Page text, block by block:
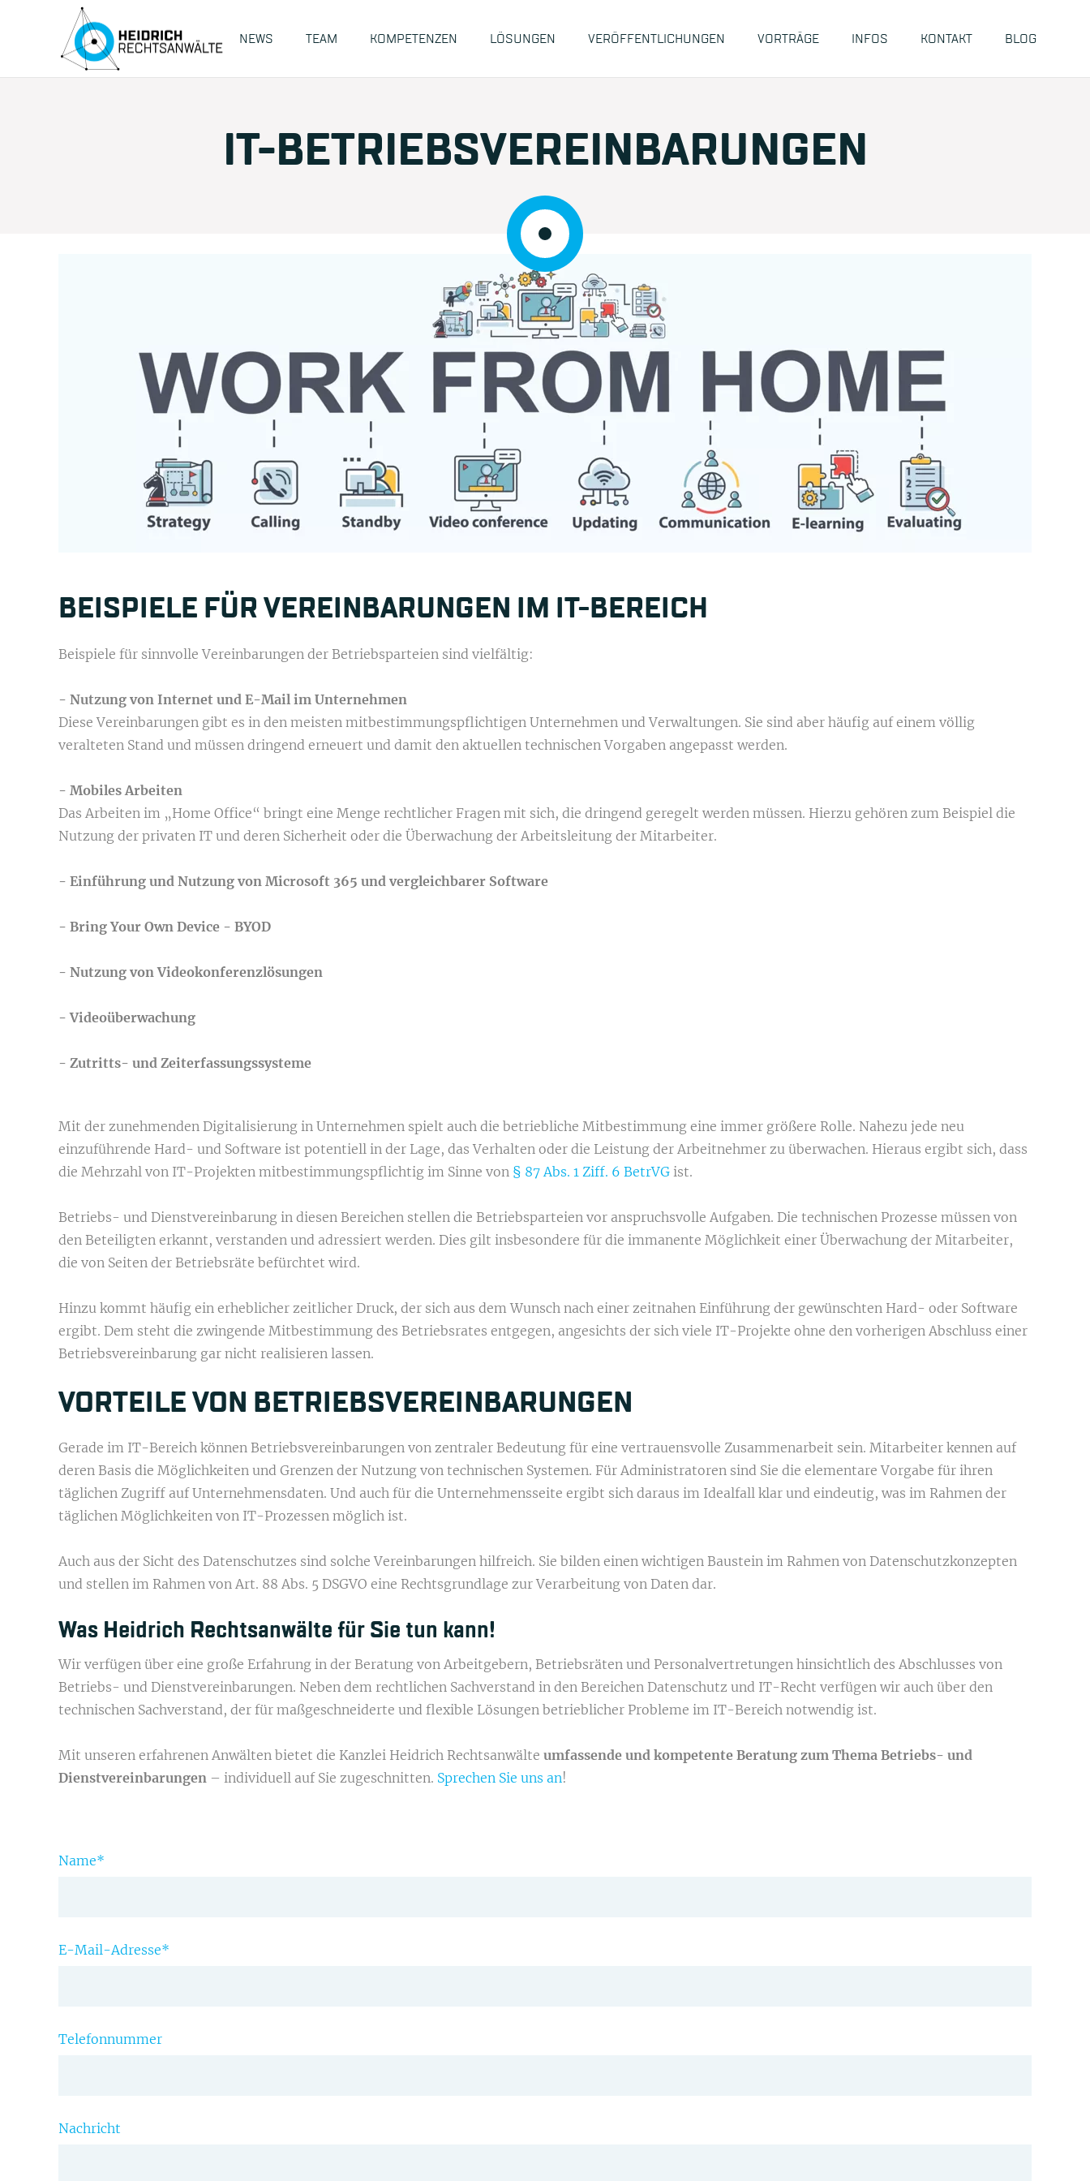
NEWS TEAM KOMPETENZEN LÖSUNGEN VERÖFFENTLICHUNGEN VORTRÄGE INFOS KONTAKT BLOG
IT-BETRIEBSVEREINBARUNGEN
BEISPIELE FÜR VEREIN­BARUNGEN IM IT-BEREICH
Beispiele für sinnvolle Vereinbarungen der Betriebsparteien sind vielfältig:
- Nutzung von Internet und E-Mail im Unternehmen
Diese Vereinbarungen gibt es in den meisten mitbestimmungspflichtigen Unternehmen und Verwaltungen. Sie sind aber häufig auf einem völlig
veralteten Stand und müssen dringend erneuert und damit den aktuellen technischen Vorgaben angepasst werden.
- Mobiles Arbeiten
Das Arbeiten im „Home Office“ bringt eine Menge rechtlicher Fragen mit sich, die dringend geregelt werden müssen. Hierzu gehören zum Beispiel die
Nutzung der privaten IT und deren Sicherheit oder die Überwachung der Arbeitsleitung der Mitarbeiter.
- Einführung und Nutzung von Microsoft 365 und vergleichbarer Software
- Bring Your Own Device - BYOD
- Nutzung von Videokonferenzlösungen
- Videoüberwachung
- Zutritts- und Zeiterfassungssysteme
Mit der zunehmenden Digitalisierung in Unternehmen spielt auch die betriebliche Mitbestimmung eine immer größere Rolle. Nahezu jede neu
einzuführende Hard- und Software ist potentiell in der Lage, das Verhalten oder die Leistung der Arbeitnehmer zu überwachen. Hieraus ergibt sich, dass
die Mehrzahl von IT-Projekten mitbestimmungspflichtig im Sinne von § 87 Abs. 1 Ziff. 6 BetrVG ist.
Betriebs- und Dienstvereinbarung in diesen Bereichen stellen die Betriebsparteien vor anspruchsvolle Aufgaben. Die technischen Prozesse müssen von
den Beteiligten erkannt, verstanden und adressiert werden. Dies gilt insbesondere für die immanente Möglichkeit einer Überwachung der Mitarbeiter,
die von Seiten der Betriebsräte befürchtet wird.
Hinzu kommt häufig ein erheblicher zeitlicher Druck, der sich aus dem Wunsch nach einer zeitnahen Einführung der gewünschten Hard- oder Software
ergibt. Dem steht die zwingende Mitbestimmung des Betriebsrates entgegen, angesichts der sich viele IT-Projekte ohne den vorherigen Abschluss einer
Betriebsvereinbarung gar nicht realisieren lassen.
VORTEILE VON BETRIEBS­VEREIN­BARUNGEN
Gerade im IT-Bereich können Betriebsvereinbarungen von zentraler Bedeutung für eine vertrauensvolle Zusammenarbeit sein. Mitarbeiter kennen auf
deren Basis die Möglichkeiten und Grenzen der Nutzung von technischen Systemen. Für Administratoren sind Sie die elementare Vorgabe für ihren
täglichen Zugriff auf Unternehmensdaten. Und auch für die Unternehmensseite ergibt sich daraus im Idealfall klar und eindeutig, was im Rahmen der
täglichen Möglichkeiten von IT-Prozessen möglich ist.
Auch aus der Sicht des Datenschutzes sind solche Vereinbarungen hilfreich. Sie bilden einen wichtigen Baustein im Rahmen von Datenschutzkonzepten
und stellen im Rahmen von Art. 88 Abs. 5 DSGVO eine Rechtsgrundlage zur Verarbeitung von Daten dar.
Was Heidrich Rechts­anwälte für Sie tun kann!
Wir verfügen über eine große Erfahrung in der Beratung von Arbeitgebern, Betriebsräten und Personalvertretungen hinsichtlich des Abschlusses von
Betriebs- und Dienstvereinbarungen. Neben dem rechtlichen Sachverstand in den Bereichen Datenschutz und IT-Recht verfügen wir auch über den
technischen Sachverstand, der für maßgeschneiderte und flexible Lösungen betrieblicher Probleme im IT-Bereich notwendig ist.
Mit unseren erfahrenen Anwälten bietet die Kanzlei Heidrich Rechtsanwälte umfassende und kompetente Beratung zum Thema Betriebs- und
Dienstvereinbarungen – individuell auf Sie zugeschnitten. Sprechen Sie uns an!
Name*
E-Mail-Adresse*
Telefonnummer
Nachricht